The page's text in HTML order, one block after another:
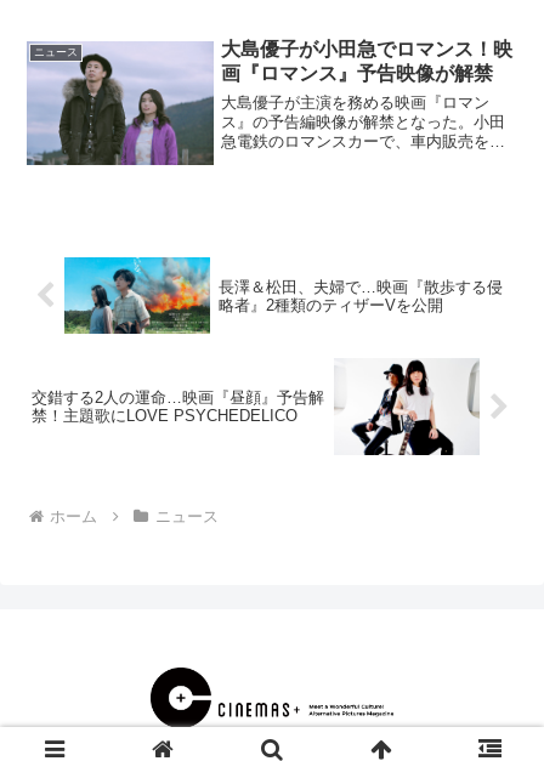
ニュース
大島優子が小田急でロマンス！映
画『ロマンス』予告映像が解禁
大島優子が主演を務める映画『ロマン
ス』の予告編映像が解禁となった。小田
急電鉄のロマンスカーで、車内販売を担
長澤＆松田、夫婦で…映画『散歩する侵
略者』2種類のティザーVを公開
交錯する2人の運命…映画『昼顔』予告解
禁！主題歌にLOVE PSYCHEDELICO
ホーム ニュース
© 2000 CINEMAS＋.